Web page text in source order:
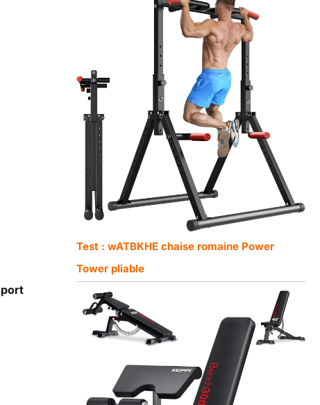
Test : wATBKHE chaise romaine Power
Tower pliable